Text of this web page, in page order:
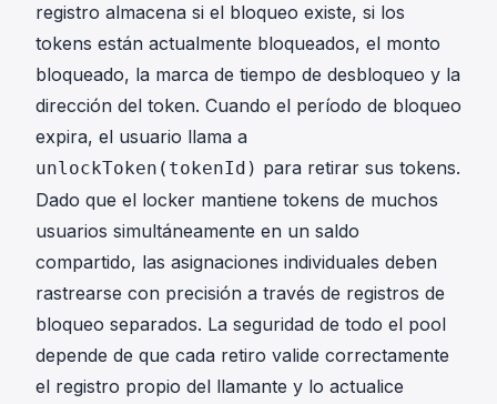
registro almacena si el bloqueo existe, si los
tokens están actualmente bloqueados, el monto
bloqueado, la marca de tiempo de desbloqueo y la
dirección del token. Cuando el período de bloqueo
expira, el usuario llama a
unlockToken(tokenId) para retirar sus tokens.
Dado que el locker mantiene tokens de muchos
usuarios simultáneamente en un saldo
compartido, las asignaciones individuales deben
rastrearse con precisión a través de registros de
bloqueo separados. La seguridad de todo el pool
depende de que cada retiro valide correctamente
el registro propio del llamante y lo actualice